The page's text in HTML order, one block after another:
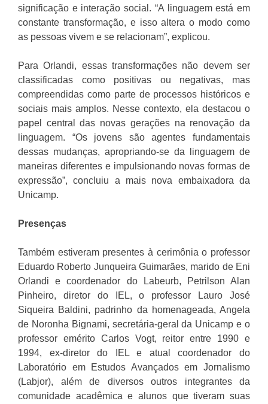
significação e interação social. “A linguagem está em
constante transformação, e isso altera o modo como
as pessoas vivem e se relacionam”, explicou.
Para Orlandi, essas transformações não devem ser
classificadas como positivas ou negativas, mas
compreendidas como parte de processos históricos e
sociais mais amplos. Nesse contexto, ela destacou o
papel central das novas gerações na renovação da
linguagem. “Os jovens são agentes fundamentais
dessas mudanças, apropriando-se da linguagem de
maneiras diferentes e impulsionando novas formas de
expressão”, concluiu a mais nova embaixadora da
Unicamp.
Presenças
Também estiveram presentes à cerimônia o professor
Eduardo Roberto Junqueira Guimarães, marido de Eni
Orlandi e coordenador do Labeurb, Petrilson Alan
Pinheiro, diretor do IEL, o professor Lauro José
Siqueira Baldini, padrinho da homenageada, Angela
de Noronha Bignami, secretária-geral da Unicamp e o
professor emérito Carlos Vogt, reitor entre 1990 e
1994, ex-diretor do IEL e atual coordenador do
Laboratório em Estudos Avançados em Jornalismo
(Labjor), além de diversos outros integrantes da
comunidade acadêmica e alunos que tiveram suas